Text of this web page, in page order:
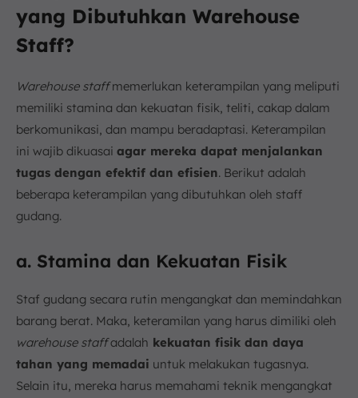
yang Dibutuhkan Warehouse
Staff?
Warehouse staffmemerlukan keterampilan yang meliputi
memiliki stamina dan kekuatan fisik, teliti, cakap dalam
berkomunikasi, dan mampu beradaptasi. Keterampilan
ini wajib dikuasai agar mereka dapat menjalankan
tugas dengan efektif dan efisien. Berikut adalah
beberapa keterampilan yang dibutuhkan oleh staff
gudang.
a. Stamina dan Kekuatan Fisik
Staf gudang secara rutin mengangkat dan memindahkan
barang berat. Maka, keteramilan yang harus dimiliki oleh
warehouse staffadalah kekuatan fisik dan daya
tahan yang memadai untuk melakukan tugasnya.
Selain itu, mereka harus memahami teknik mengangkat